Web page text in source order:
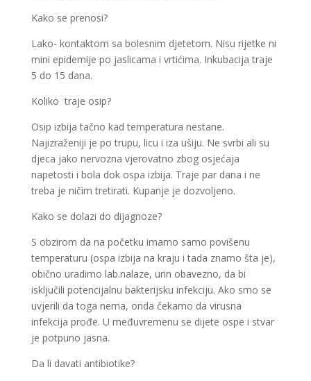
Kako se prenosi?
Lako- kontaktom sa bolesnim djetetom. Nisu rijetke ni
mini epidemije po jaslicama i vrtićima. Inkubacija traje
5 do 15 dana.
Koliko traje osip?
Osip izbija tačno kad temperatura nestane.
Najizraženiji je po trupu, licu i iza ušiju. Ne svrbi ali su
djeca jako nervozna vjerovatno zbog osjećaja
napetosti i bola dok ospa izbija. Traje par dana i ne
treba je ničim tretirati. Kupanje je dozvoljeno.
Kako se dolazi do dijagnoze?
S obzirom da na početku imamo samo povišenu
temperaturu (ospa izbija na kraju i tada znamo šta je),
obično uradimo lab.nalaze, urin obavezno, da bi
isključili potencijalnu bakterijsku infekciju. Ako smo se
uvjerili da toga nema, onda čekamo da virusna
infekcija prođe. U međuvremenu se dijete ospe i stvar
je potpuno jasna.
Da li davati antibiotike?